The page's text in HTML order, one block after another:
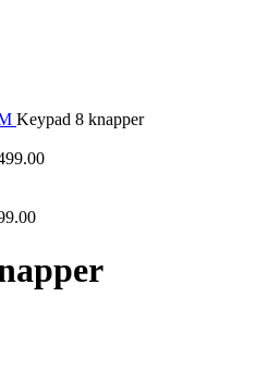
Keypad 8 knapper